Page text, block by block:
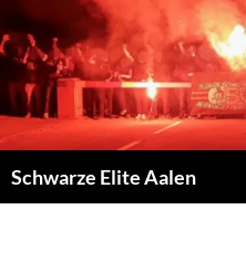
Zum
Inhalt
springen
Schwarze Elite Aalen